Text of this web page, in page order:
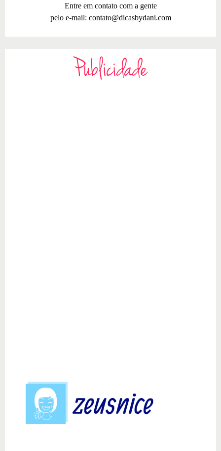
Entre em contato com a gente
pelo e-mail: contato@dicasbydani.com
Publicidade